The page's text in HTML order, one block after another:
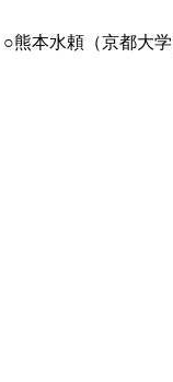
熊本水頼（京都大学